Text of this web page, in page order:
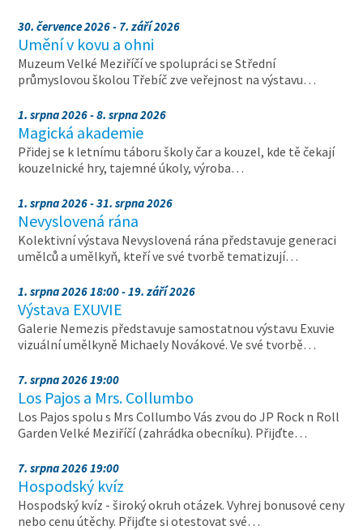
30. července 2026 - 7. září 2026
Umění v kovu a ohni
Muzeum Velké Meziříčí ve spolupráci se Střední
průmyslovou školou Třebíč zve veřejnost na výstavu…
1. srpna 2026 - 8. srpna 2026
Magická akademie
Přidej se k letnímu táboru školy čar a kouzel, kde tě čekají
kouzelnické hry, tajemné úkoly, výroba…
1. srpna 2026 - 31. srpna 2026
Nevyslovená rána
Kolektivní výstava Nevyslovená rána představuje generaci
umělců a umělkyň, kteří ve své tvorbě tematizují…
1. srpna 2026 18:00 - 19. září 2026
Výstava EXUVIE
Galerie Nemezis představuje samostatnou výstavu Exuvie
vizuální umělkyně Michaely Novákové. Ve své tvorbě…
7. srpna 2026 19:00
Los Pajos a Mrs. Collumbo
Los Pajos spolu s Mrs Collumbo Vás zvou do JP Rock n Roll
Garden Velké Meziříčí (zahrádka obecníku). Přijďte…
7. srpna 2026 19:00
Hospodský kvíz
Hospodský kvíz - široký okruh otázek. Vyhrej bonusové ceny
nebo cenu útěchy. Přijďte si otestovat své…